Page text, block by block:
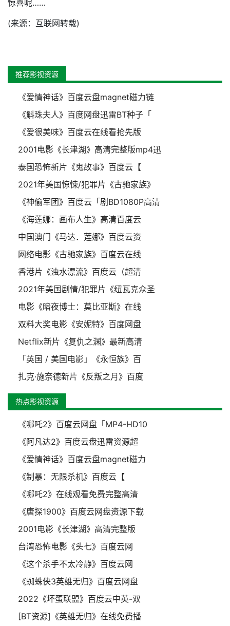
惊喜呢……
(来源：互联网转载)
推荐影视资源
《爱情神话》百度云盘magnet磁力链
《斛珠夫人》百度网盘迅雷BT种子「
《爱很美味》百度云在线看抢先版
2001电影《长津湖》高清完整版mp4迅
泰国恐怖新片《鬼故事》百度云【
2021年美国惊悚/犯罪片《古驰家族》
《神偷军团》百度云「剧BD1080P高清
《海莲娜：画布人生》高清百度云
中国澳门《马达．莲娜》百度云资
网络电影《古驰家族》百度云在线
香港片《浊水漂流》百度云（超清
2021年美国剧情/犯罪片《纽瓦克众圣
电影《暗夜博士：莫比亚斯》在线
双料大奖电影《安妮特》百度网盘
Netflix新片《复仇之渊》最新高清
「英国 / 美国电影」《永恒族》百
扎克·施奈德新片《反叛之月》百度
热点影视资源
《哪吒2》百度云网盘「MP4-HD10
《阿凡达2》百度云盘迅雷资源超
《爱情神话》百度云盘magnet磁力
《制暴：无限杀机》百度云【
《哪吒2》在线观看免费完整高清
《唐探1900》百度云网盘资源下载
2001电影《长津湖》高清完整版
台湾恐怖电影《头七》百度云网
《这个杀手不太冷静》百度云网
《蜘蛛侠3英雄无归》百度云网盘
2022《坏蛋联盟》百度云中英-双
[BT资源]《英雄无归》在线免费播